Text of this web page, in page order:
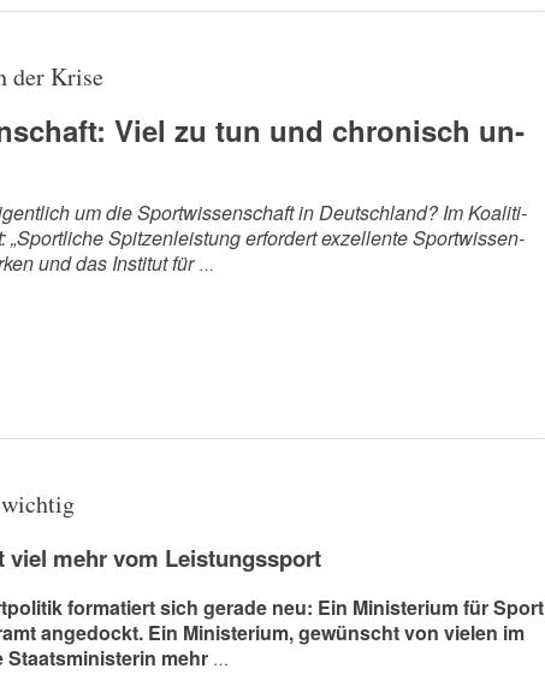
der Krise
Viel zu tun und chronisch un­
um die Sportwissenschaft in Deutschland? Im Koaliti­
„Sportliche Spitzenleistung erfordert exzellente Sportwissen­
und das Institut für …
viel mehr vom Leistungssport
formatiert sich gerade neu: Ein Ministerium für Sport
angedockt. Ein Ministerium, gewünscht von vielen im
mehr …